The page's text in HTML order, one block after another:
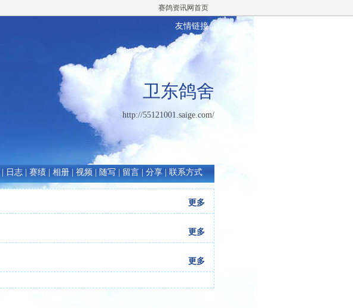
赛鸽资讯网首页
友情链接
卫东鸽舍
http://55121001.saige.com/
日志 赛绩 相册 视频 随写 留言 分享 联系方式
更多
更多
更多